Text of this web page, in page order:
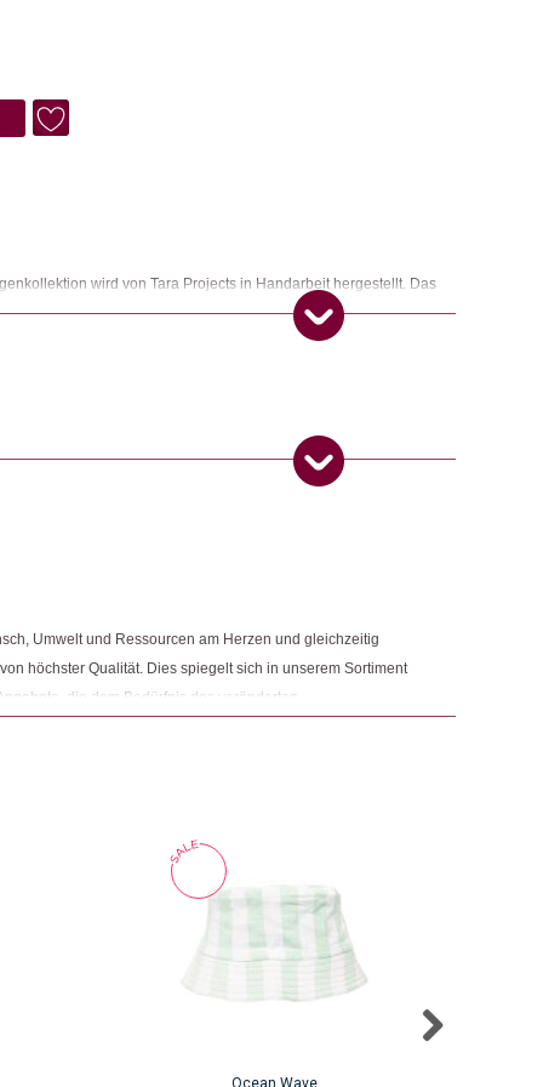
wird von Tara Projects in Handarbeit hergestellt. Das
Genossenschaften und Familienunternehmen, damit diese ihre
produzieren und zu fairen Preisen auf dem Weltmarkt
Umwelt und Ressourcen am Herzen und gleichzeitig
höchster Qualität. Dies spiegelt sich in unserem Sortiment
die dem Bedürfnis des veränderten
Nachhaltigkeit sowie der Modernisierung von Fair Trade und
Ocean Wave